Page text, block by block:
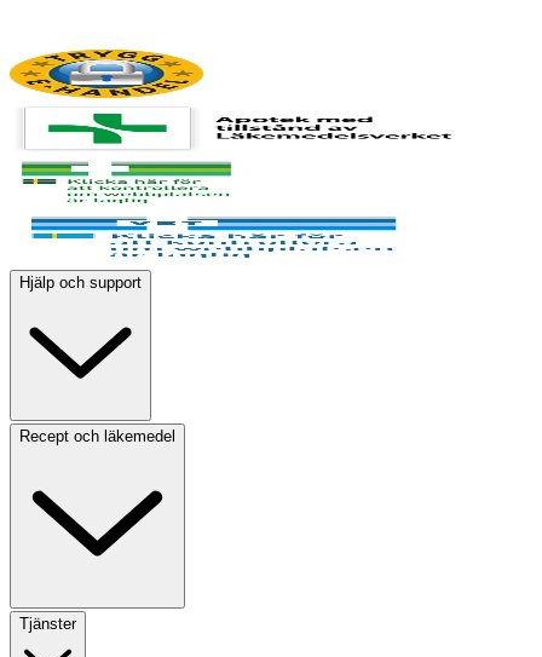
Hjälp och support
Recept och läkemedel
Tjänster